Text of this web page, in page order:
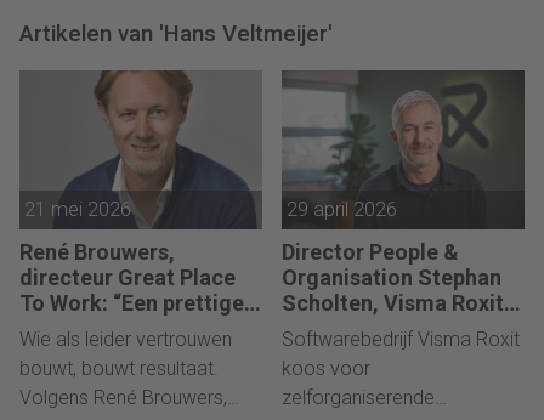
Artikelen van 'Hans Veltmeijer'
21 mei 2026
René Brouwers,
directeur Great Place
To Work: “Een prettige
cultuur is het effect van
goed leiderschap”
Wie als leider vertrouwen
bouwt, bouwt resultaat.
Volgens René Brouwers,
29 april 2026
Director People &
Organisation Stephan
Scholten, Visma Roxit:
“Hier bepaal je je eigen
salaris én ontwikkeling”
Softwarebedrijf Visma Roxit
koos voor
zelforganiserende